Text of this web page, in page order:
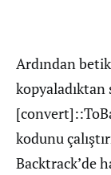
Ardından
kodunu
Backtrack’de